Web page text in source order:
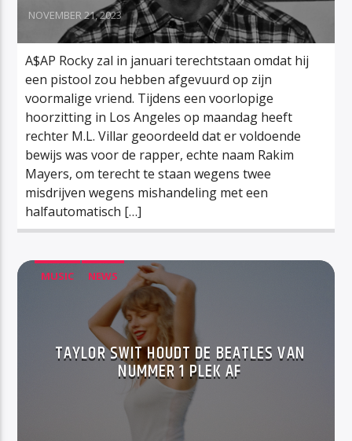
NOVEMBER 21, 2023
A$AP Rocky zal in januari terechtstaan omdat hij
een pistool zou hebben afgevuurd op zijn
voormalige vriend. Tijdens een voorlopige
hoorzitting in Los Angeles op maandag heeft
rechter M.L. Villar geoordeeld dat er voldoende
bewijs was voor de rapper, echte naam Rakim
Mayers, om terecht te staan wegens twee
misdrijven wegens mishandeling met een
halfautomatisch […]
MUSIC NEWS
TAYLOR SWIT HOUDT DE BEATLES VAN
NUMMER 1 PLEK AF